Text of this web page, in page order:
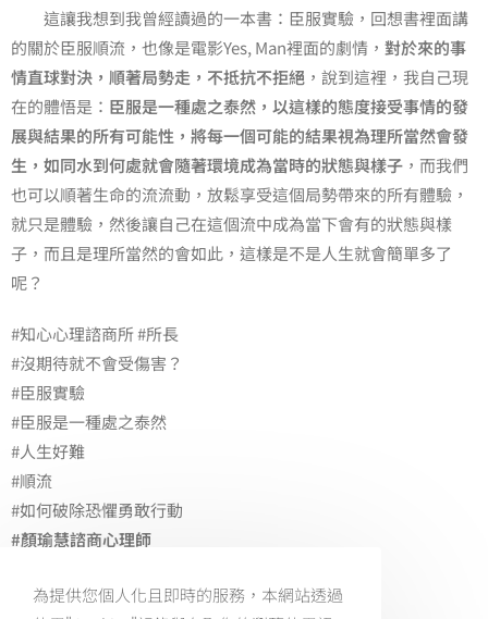
這讓我想到我曾經讀過的一本書：臣服實驗，回想書裡面講
的關於臣服順流，也像是電影Yes, Man裡面的劇情， 對於來的事
情直球對決，順著局勢走，不抵抗不拒絕 ，說到這裡，我自己現
在的體悟是： 臣服是一種處之泰然，以這樣的態度接受事情的發
展與結果的所有可能性，將每一個可能的結果視為理所當然會發
生，如同水到何處就會隨著環境成為當時的狀態與樣子 ，而我們
也可以順著生命的流流動，放鬆享受這個局勢帶來的所有體驗，
就只是體驗，然後讓自己在這個流中成為當下會有的狀態與樣
子，而且是理所當然的會如此，這樣是不是人生就會簡單多了
呢？
#知心心理諮商所 #所長
#沒期待就不會受傷害？
#臣服實驗
#臣服是一種處之泰然
#人生好難
#順流
#如何破除恐懼勇敢行動
#顏瑜慧諮商心理師
#職涯諮商 #婚姻諮商 #企業諮商 #同志諮商
為提供您個人化且即時的服務，本網站透過